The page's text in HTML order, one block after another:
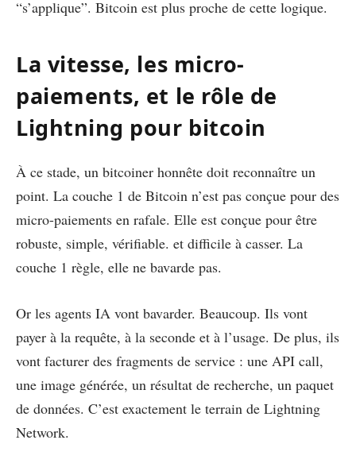
“s’applique”. Bitcoin est plus proche de cette logique.
La vitesse, les micro-
paiements, et le rôle de
Lightning pour bitcoin
À ce stade, un bitcoiner honnête doit reconnaître un
point. La couche 1 de Bitcoin n’est pas conçue pour des
micro-paiements en rafale. Elle est conçue pour être
robuste, simple, vérifiable. et difficile à casser. La
couche 1 règle, elle ne bavarde pas.
Or les agents IA vont bavarder. Beaucoup. Ils vont
payer à la requête, à la seconde et à l’usage. De plus, ils
vont facturer des fragments de service : une API call,
une image générée, un résultat de recherche, un paquet
de données. C’est exactement le terrain de Lightning
Network.